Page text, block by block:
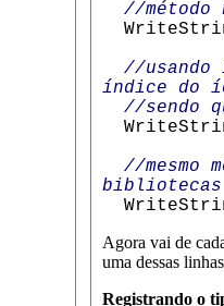
//método
//usando
índice do
//sendo
//mesmo
bibliotecas
Agora vai de
uma dessas
Registrando o